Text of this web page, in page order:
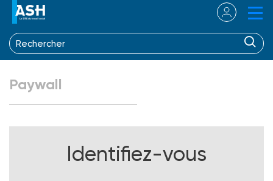
Paywall
Identifiez-vous